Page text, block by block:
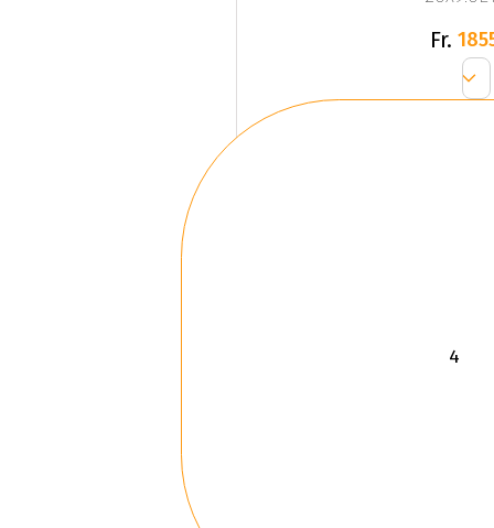
Fr.